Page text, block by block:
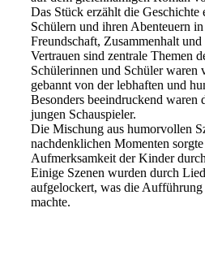
Das Stück erzählt die Geschichte
Schülern und ihren Abenteuern
Freundschaft, Zusammenhalt
Vertrauen sind zentrale Themen
Schülerinnen und Schüler waren
gebannt von der lebhaften und
Besonders beeindruckend waren
jungen Schauspieler.
Die Mischung aus humorvollen
nachdenklichen Momenten
Aufmerksamkeit der Kinder
Einige Szenen wurden durch
aufgelockert, was die Aufführung
machte.